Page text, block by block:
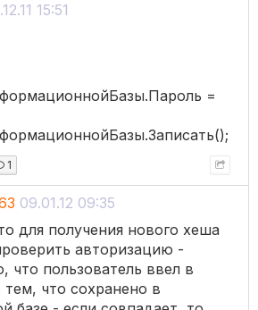
15:51
=
1
09.01.12 09:35
для получения нового хеша
авторизацию -
что пользователь ввел в
что сохранено в